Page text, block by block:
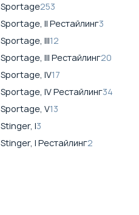
Sportage253
Sportage, II Рестайлинг3
Sportage, III12
Sportage, III Рестайлинг20
Sportage, IV17
Sportage, IV Рестайлинг34
Sportage, V13
Stinger, I3
Stinger, I Рестайлинг2